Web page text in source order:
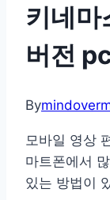
키네마
버전
By
모바일 영상
마트폰에서
있는 방법이